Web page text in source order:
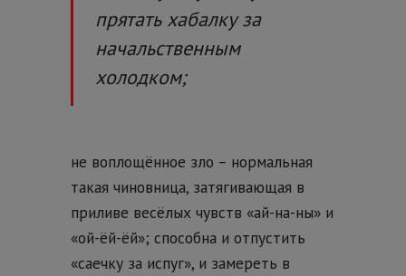
прятать хабалку за
начальственным
холодком;
не воплощённое зло – нормальная
такая чиновница, затягивающая в
приливе весёлых чувств «ай-на-ны» и
«ой-ёй-ёй»; способна и отпустить
«саечку за испуг», и замереть в